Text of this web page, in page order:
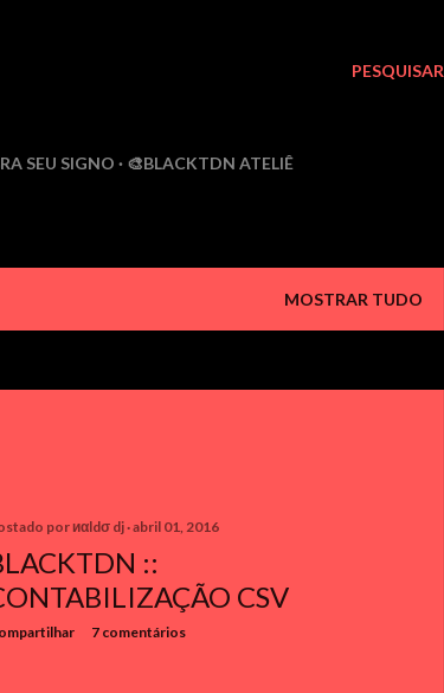
PESQUISAR
SEU SIGNO 🎨BLACKTDN ATELIÊ
MOSTRAR TUDO
porиαldσ dj abril 01, 2016
::
CSV
7 comentários